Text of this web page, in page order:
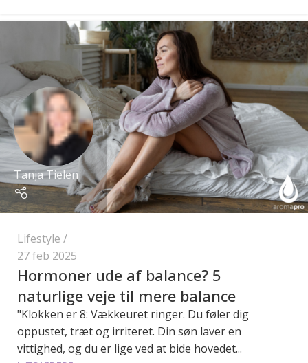
Tanja Tielen
Lifestyle
27 feb 2025
Hormoner ude af balance? 5
naturlige veje til mere balance
"Klokken er 8: Vækkeuret ringer. Du føler dig
oppustet, træt og irriteret. Din søn laver en
vittighed, og du er lige ved at bide hovedet...